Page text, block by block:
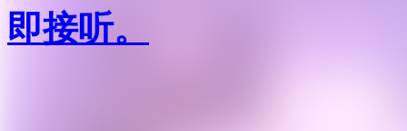
即接听。